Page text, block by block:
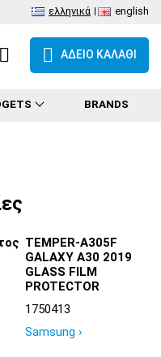
ελληνικά english
ΑΔΕΙΟ ΚΑΛΑΘΙ
BRANDS
TEMPER-A305F
GALAXY A30 2019
GLASS FILM
PROTECTOR
1750413
Samsung ›